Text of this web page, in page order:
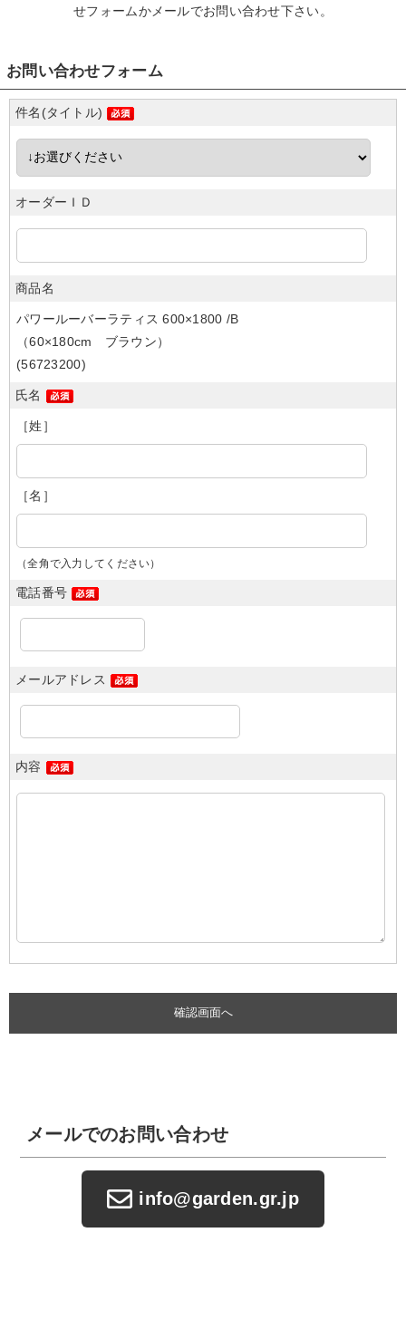
せフォームかメールでお問い合わせ下さい。
お問い合わせフォーム
件名(タイトル)
オーダーＩＤ
商品名
パワールーバーラティス 600×1800 /B
（60×180cm ブラウン）
(56723200)
氏名
［姓］
［名］
（全角で入力してください）
電話番号
メールアドレス
内容
メールでのお問い合わせ
info@garden.gr.jp